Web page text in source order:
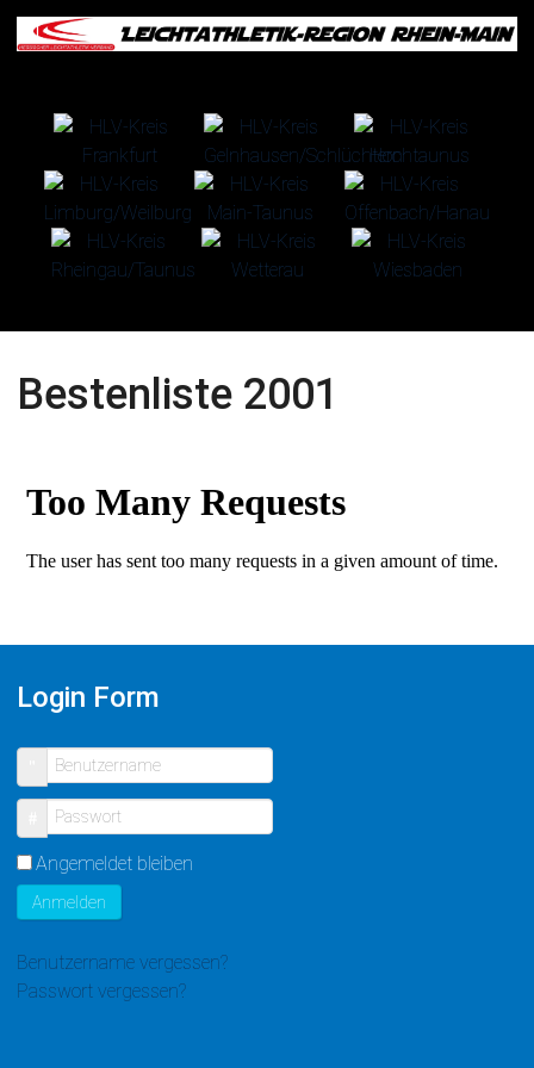
Bestenliste 2001
Login Form
Benutzername
Passwort
Angemeldet bleiben
Anmelden
Benutzername vergessen?
Passwort vergessen?